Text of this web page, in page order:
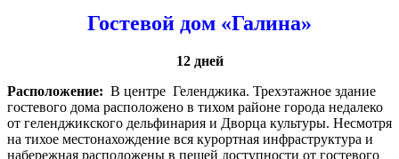
Гостевой дом «Галина»
12 дней
Расположение: В центре Геленджика. Трехэтажное здание
гостевого дома расположено в тихом районе города недалеко
от геленджикского дельфинария и Дворца культуры. Несмотря
на тихое местонахождение вся курортная инфраструктура и
набережная расположены в пешей доступности от гостевого